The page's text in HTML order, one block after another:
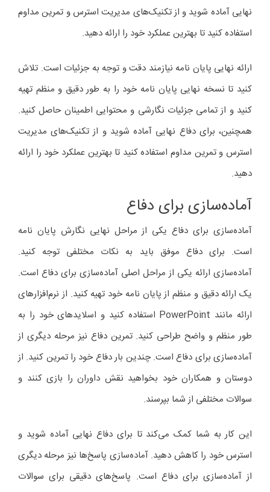
نهایی آماده شوید و از تکنیک‌های مدیریت استرس و تمرین مداوم
استفاده کنید تا بهترین عملکرد خود را ارائه دهید.
ارائه نهایی پایان نامه نیازمند دقت و توجه به جزئیات است. تلاش
کنید تا نسخه نهایی پایان نامه خود را به طور دقیق و منظم تهیه
کنید و از تمامی جزئیات نگارشی و محتوایی اطمینان حاصل کنید.
همچنین، برای دفاع نهایی آماده شوید و از تکنیک‌های مدیریت
استرس و تمرین مداوم استفاده کنید تا بهترین عملکرد خود را ارائه
دهید.
آماده‌سازی برای دفاع
آماده‌سازی برای دفاع یکی از مراحل نهایی نگارش پایان نامه
است. برای دفاع موفق باید به نکات مختلفی توجه کنید.
آماده‌سازی ارائه یکی از مراحل اصلی آماده‌سازی برای دفاع است.
یک ارائه دقیق و منظم از پایان نامه خود تهیه کنید. از نرم‌افزارهای
ارائه مانند PowerPoint استفاده کنید و اسلایدهای خود را به
طور منظم و واضح طراحی کنید. تمرین دفاع نیز مرحله دیگری از
آماده‌سازی برای دفاع است. چندین بار دفاع خود را تمرین کنید. از
دوستان و همکاران خود بخواهید نقش داوران را بازی کنند و
سوالات مختلفی از شما بپرسند.
این کار به شما کمک می‌کند تا برای دفاع نهایی آماده شوید و
استرس خود را کاهش دهید. آماده‌سازی پاسخ‌ها نیز مرحله دیگری
از آماده‌سازی برای دفاع است. پاسخ‌های دقیقی برای سوالات